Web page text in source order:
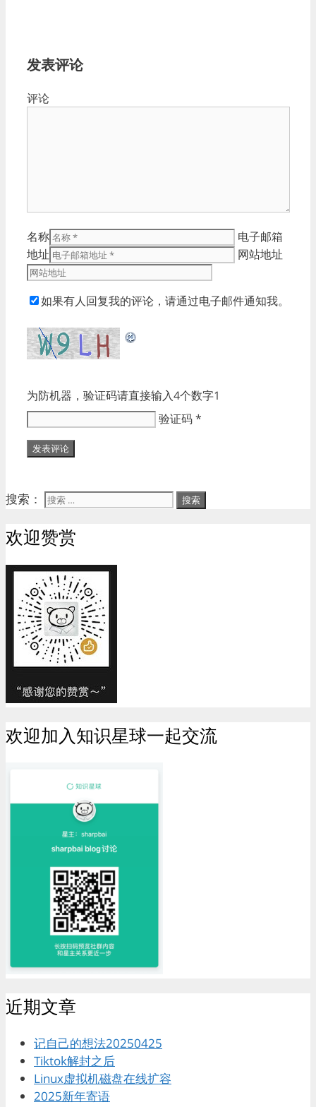
发表评论
评论
名称
电子邮箱
地址
网站地址
如果有人回复我的评论，请通过电子邮件通知我。
为防机器，验证码请直接输入4个数字1
验证码*
搜索：
欢迎赞赏
欢迎加入知识星球一起交流
近期文章
记自己的想法20250425
Tiktok解封之后
Linux虚拟机磁盘在线扩容
2025新年寄语